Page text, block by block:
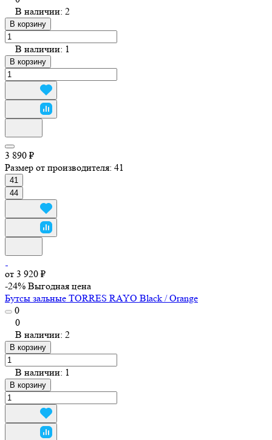
В наличии: 2
В корзину
В наличии: 1
В корзину
3 890 ₽
Размер от производителя: 41
41
44
от 3 920 ₽
-24% Выгодная цена
Бутсы зальные TORRES RAYO Black / Orange
0
0
В наличии: 2
В корзину
В наличии: 1
В корзину